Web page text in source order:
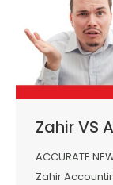
Zahir VS
ACCURATE
Zahir